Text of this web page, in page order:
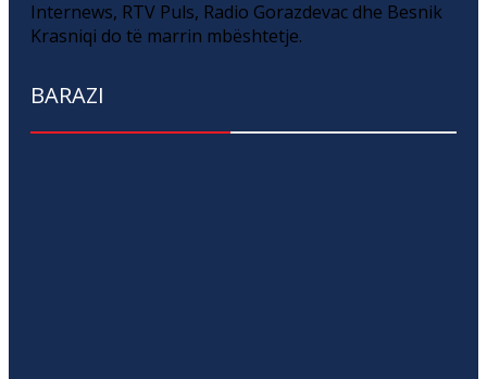
Internews, RTV Puls, Radio Gorazdevac dhe Besnik
Krasniqi do të marrin mbështetje.
BARAZI